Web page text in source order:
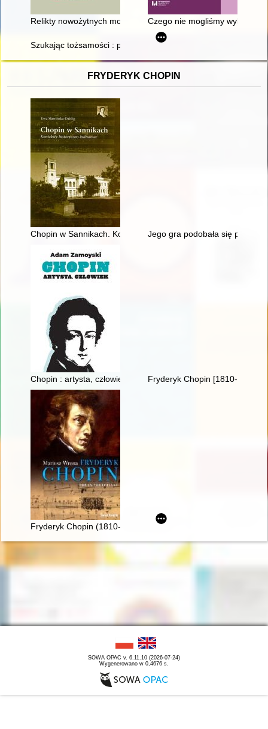
Relikty nowożytnych modlitewników z badań archeologicznych
Czego nie mogliśmy
Szukając tożsamości : polska kultura w cieniu rozbiorów i
FRYDERYK CHOPIN
Chopin w Sannikach. Konteksty historyczno-kulturowe
Jego gra podobała się przede
Chopin : artysta, człowiek Fryderyk Chopin [1810-1949]
Fryderyk Chopin (1810-1849). Poeta fortepianu
SOWA OPAC v. 6.11.10 (2026-07-24)
Wygenerowano w 0,4676 s.